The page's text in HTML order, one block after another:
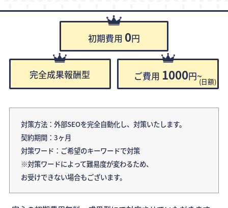
初期費用 0円
完全成果報酬型 ご費用 1000円~(日額)
対策方法：外部SEOを完全自動化し、対策いたします。
契約期間：3ヶ月
対策ワード：ご希望のキーワードで対策
※対策ワードによって難易度が変わるため、
お受けできない場合もございます。